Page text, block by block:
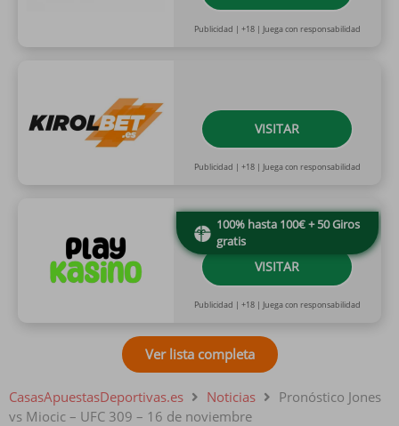
Publicidad | +18 | Juega con responsabilidad
VISITAR
Publicidad | +18 | Juega con responsabilidad
100% hasta 100€ + 50 Giros
gratis
VISITAR
Publicidad | +18 | Juega con responsabilidad
Ver lista completa
CasasApuestasDeportivas.es Noticias
Pronóstico Jones
vs Miocic – UFC 309 – 16 de noviembre